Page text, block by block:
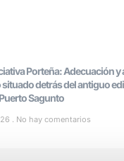
Porteña: Adecuación y
detrás del antiguo
Sagunto
No hay comentarios